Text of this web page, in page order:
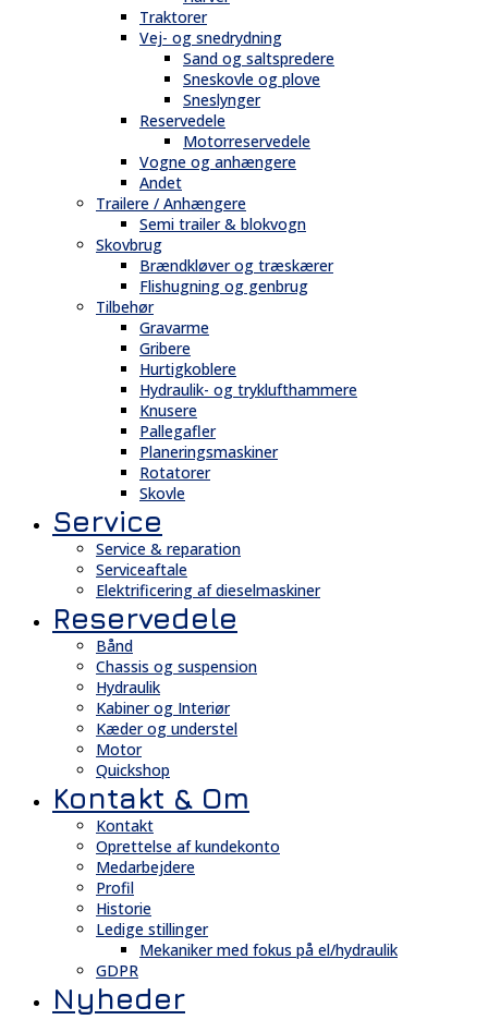
Traktorer
Vej- og snedrydning
Sand og saltspredere
Sneskovle og plove
Sneslynger
Reservedele
Motorreservedele
Vogne og anhængere
Andet
Trailere / Anhængere
Semi trailer & blokvogn
Skovbrug
Brændkløver og træskærer
Flishugning og genbrug
Tilbehør
Gravarme
Gribere
Hurtigkoblere
Hydraulik- og tryklufthammere
Knusere
Pallegafler
Planeringsmaskiner
Rotatorer
Skovle
Service
Service & reparation
Serviceaftale
Elektrificering af dieselmaskiner
Reservedele
Bånd
Chassis og suspension
Hydraulik
Kabiner og Interiør
Kæder og understel
Motor
Quickshop
Kontakt & Om
Kontakt
Oprettelse af kundekonto
Medarbejdere
Profil
Historie
Ledige stillinger
Mekaniker med fokus på el/hydraulik
GDPR
Nyheder